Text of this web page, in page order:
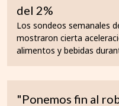
del 2%
Los sondeos semanales
mostraron cierta
alimentos y bebidas
"Ponemos fin al